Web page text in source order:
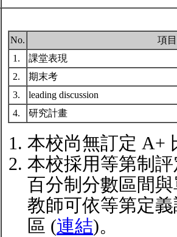
No.
項目
1.
課堂表現
2.
期末考
3.
leading discussion
4.
研究計畫
本校尚無訂定 A+
本校採用等第制
百分制分數區間
教師可依等第定
區 (連結)。